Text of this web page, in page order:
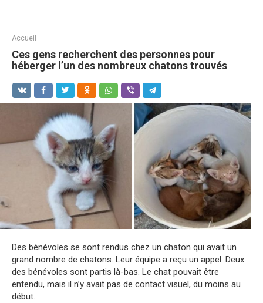
Accueil
Ces gens recherchent des personnes pour
héberger l’un des nombreux chatons trouvés
Des bénévoles se sont rendus chez un chaton qui avait un
grand nombre de chatons. Leur équipe a reçu un appel. Deux
des bénévoles sont partis là-bas. Le chat pouvait être
entendu, mais il n’y avait pas de contact visuel, du moins au
début.